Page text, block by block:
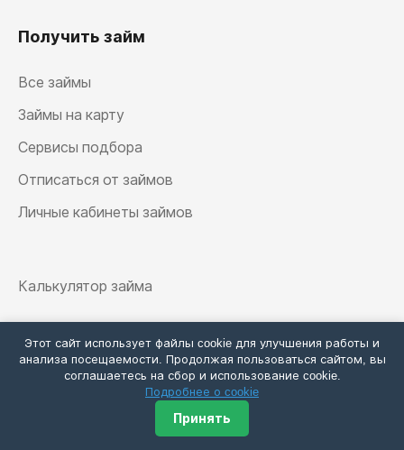
Получить займ
Все займы
Займы на карту
Сервисы подбора
Отписаться от займов
Личные кабинеты займов
Калькулятор займа
2026 Деньги ТОП - все займы онлайн ·
Политика конфиденциальности ·
Этот сайт использует файлы cookie для улучшения работы и
анализа посещаемости. Продолжая пользоваться сайтом, вы
соглашаетесь на сбор и использование cookie.
Подробнее о cookie
Принять